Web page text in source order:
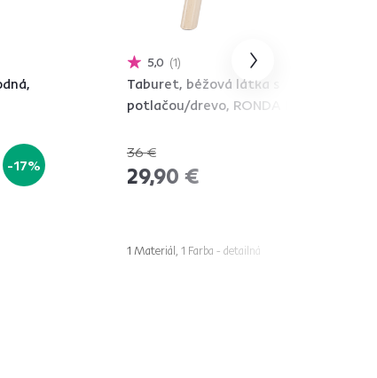
-17%
5,0 1
Taburet, béžová látka s
potlačou/drevo, RONDA NEW
36 €
29,90 €
1 Materiál, 1 Farba - detailná